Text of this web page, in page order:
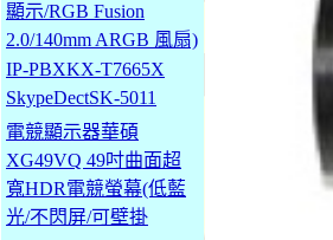
顯示/RGB Fusion
2.0/140mm ARGB 風扇)
IP-PBXKX-T7665X
SkypeDectSK-5011
電競顯示器華碩
XG49VQ 49吋曲面超
寬HDR電競螢幕(低藍
光/不閃屏/可壁掛